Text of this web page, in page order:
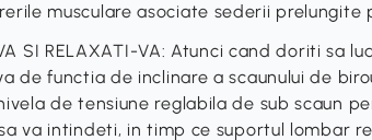
musculare asociate sederii prelungite
SI RELAXATI-VA: Atunci cand doriti sa
de functia de inclinare a scaunului de
de tensiune reglabila de sub scaun
va intindeti, in timp ce suportul lombar